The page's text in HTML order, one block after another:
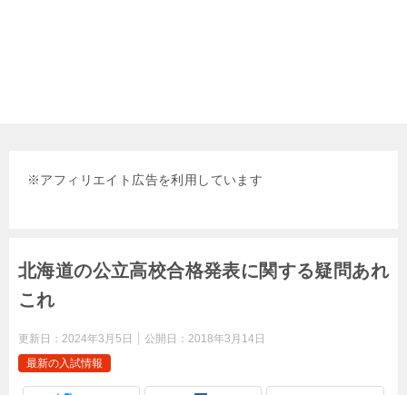
※アフィリエイト広告を利用しています
北海道の公立高校合格発表に関する疑問あれ
これ
更新日： 2024年3月5日 公開日： 2018年3月14日
最新の入試情報